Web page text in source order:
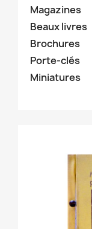
Magazines
Beaux livres
Brochures
Porte-clés
Miniatures